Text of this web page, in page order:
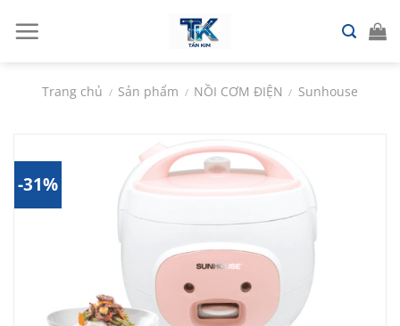
đến
Trang chủ / Sản phẩm / NỒI CƠM ĐIỆN / Sunhouse
-31%